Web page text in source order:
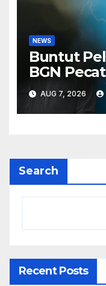
NEWS
Buntut
BGN
MBG dan
AUG 7, 2026
Search
Recent Posts